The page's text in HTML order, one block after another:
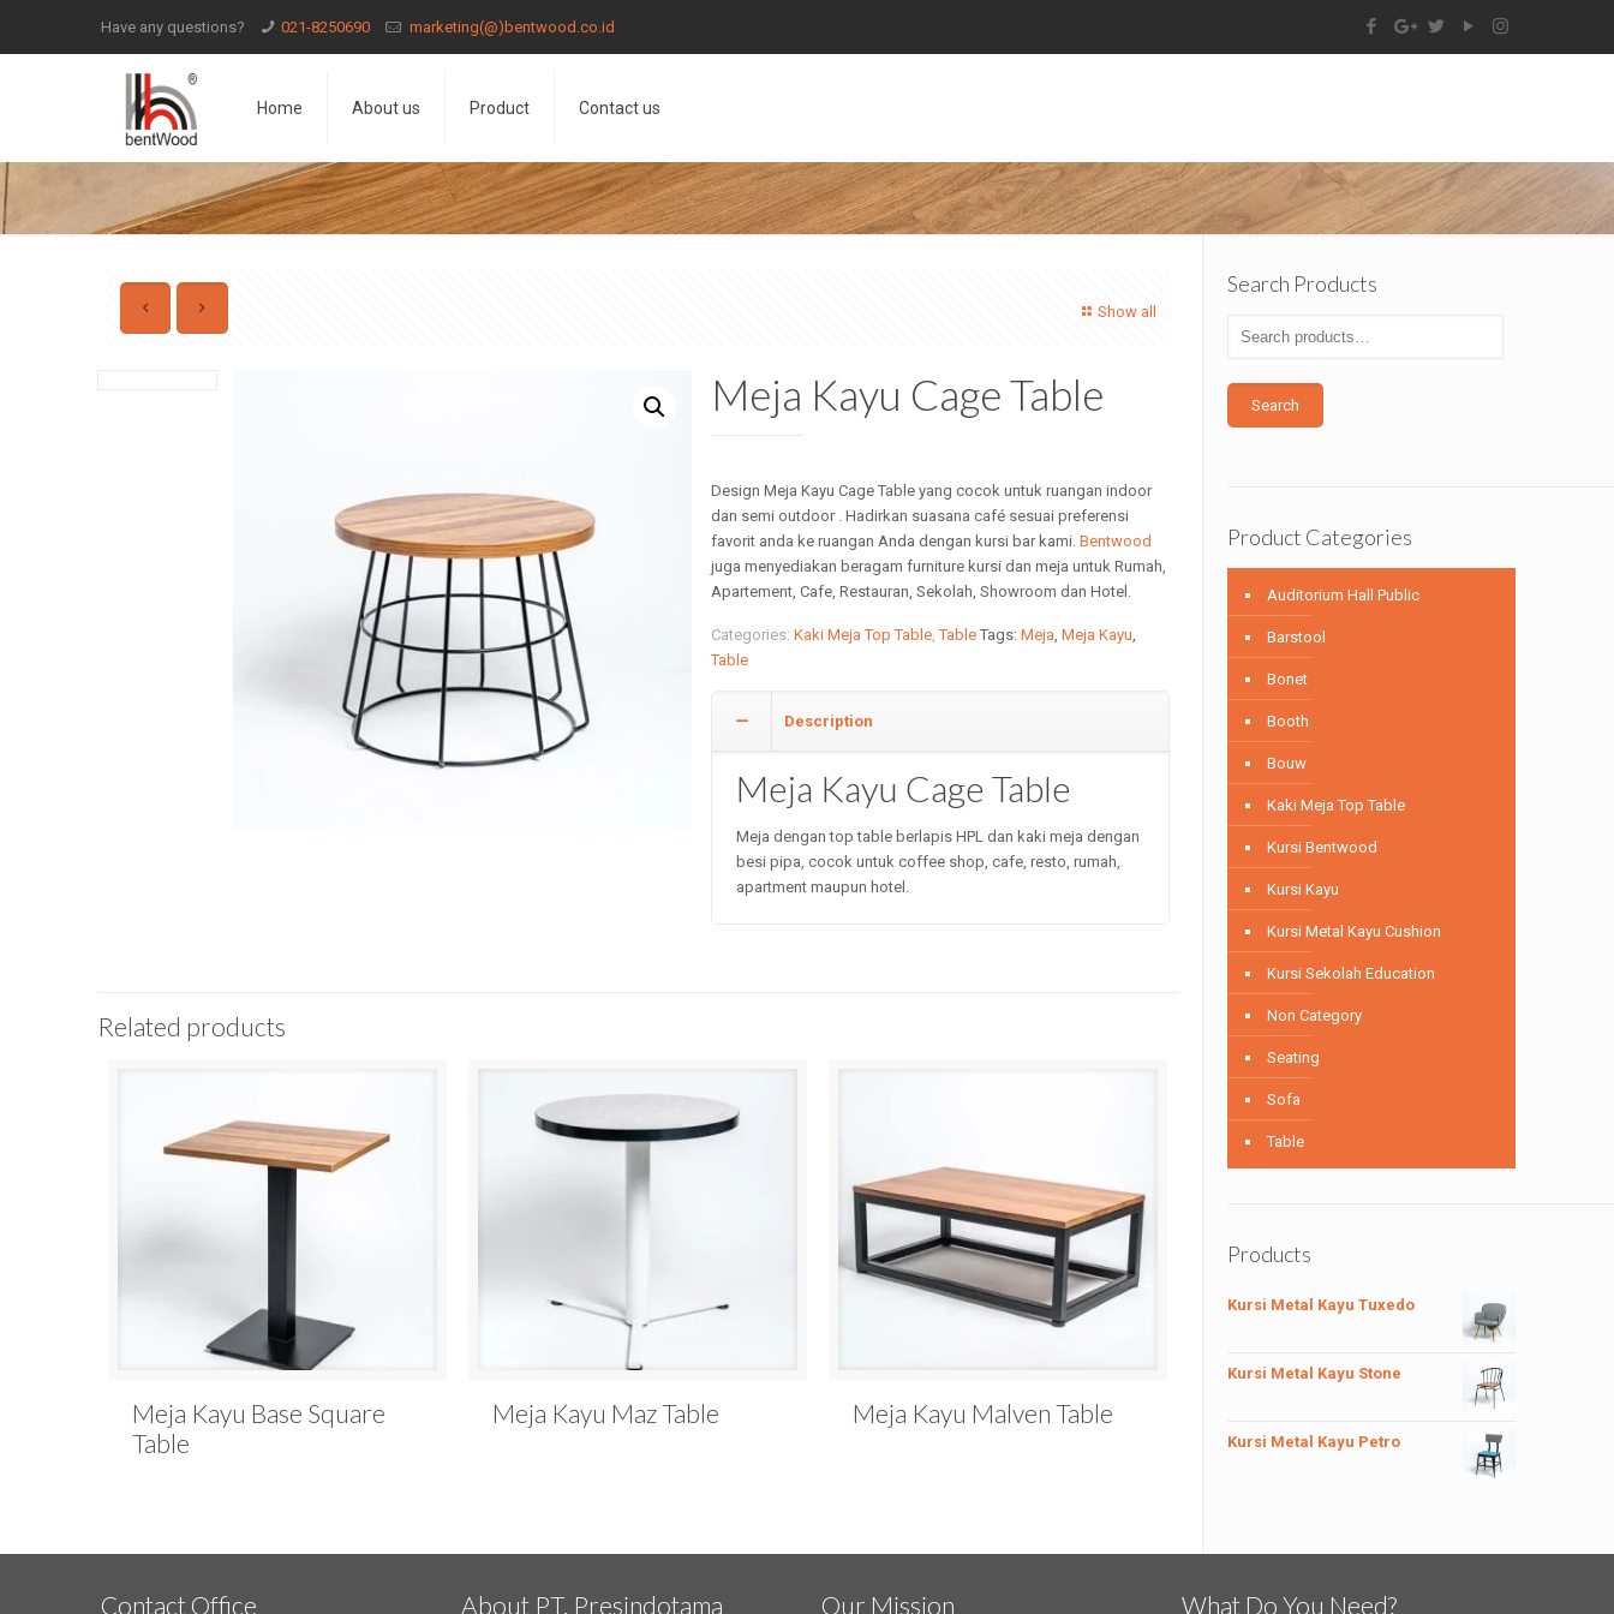
Have any questions? 021-8250690 marketing(@)bentwood.co.id
Home About us Product Contact us
Show all
Meja Kayu Cage Table
Design Meja Kayu Cage Table yang cocok untuk ruangan indoor
dan semi outdoor . Hadirkan suasana café sesuai preferensi
favorit anda ke ruangan Anda dengan kursi bar kami.Bentwood
juga menyediakan beragam furniture kursi dan meja untuk Rumah,
Apartement, Cafe, Restauran, Sekolah, Showroom dan Hotel.
Categories:Kaki Meja Top Table,Table Tags:Meja,Meja Kayu,
Table
Description
Meja Kayu Cage Table
Meja dengan top table berlapis HPL dan kaki meja dengan
besi pipa, cocok untuk coffee shop, cafe, resto, rumah,
apartment maupun hotel.
Related products
Meja Kayu Base Square
Table
Meja Kayu Maz Table Meja Kayu Malven Table
Search Products
Search
Product Categories
Auditorium Hall Public
Barstool
Bonet
Booth
Bouw
Kaki Meja Top Table
Kursi Bentwood
Kursi Kayu
Kursi Metal Kayu Cushion
Kursi Sekolah Education
Non Category
Seating
Sofa
Table
Products
Kursi Metal Kayu Tuxedo
Kursi Metal Kayu Stone
Kursi Metal Kayu Petro
Contact Office About PT. Presindotama Our Mission What Do You Need?